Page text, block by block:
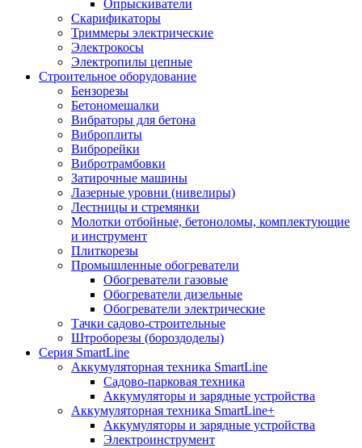
Опрыскиватели
Скарификаторы
Триммеры электрические
Электрокосы
Электропилы цепные
Строительное оборудование
Бензорезы
Бетономешалки
Вибраторы для бетона
Виброплиты
Виброрейки
Вибротрамбовки
Затирочные машины
Лазерные уровни (нивелиры)
Лестницы и стремянки
Молотки отбойные, бетоноломы, комплектующие
и инструмент
Плиткорезы
Промышленные обогреватели
Обогреватели газовые
Обогреватели дизельные
Обогреватели электрические
Тачки садово-строительные
Штроборезы (бороздоделы)
Серия SmartLine
Аккумуляторная техника SmartLine
Садово-парковая техника
Аккумуляторы и зарядные устройства
Аккумуляторная техника SmartLine+
Аккумуляторы и зарядные устройства
Электроинструмент